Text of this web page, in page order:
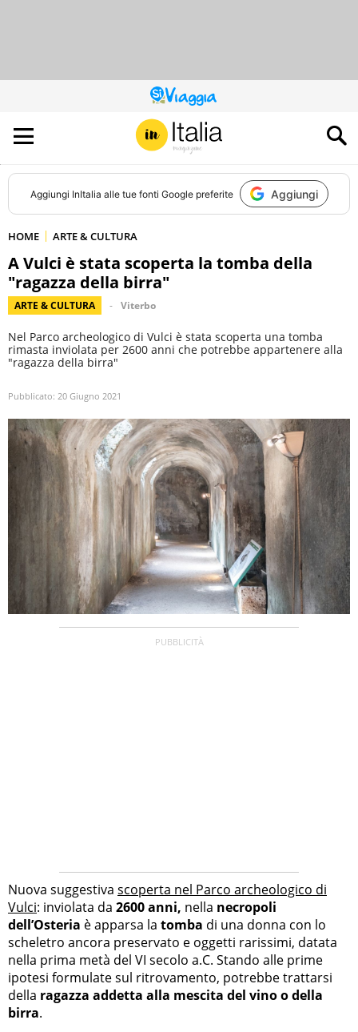
QUESTO
SITO
CONTRIBUISCE
ALL’AUDIENCE
DI
Aggiungi InItalia alle tue fonti Google preferite Aggiungi
HOME ARTE & CULTURA
A Vulci è stata scoperta la tomba della
"ragazza della birra"
ARTE & CULTURA Viterbo
Nel Parco archeologico di Vulci è stata scoperta una tomba
rimasta inviolata per 2600 anni che potrebbe appartenere alla
"ragazza della birra"
Pubblicato: 20 Giugno 2021
Nuova suggestiva scoperta nel Parco archeologico di
Vulci: inviolata da 2600 anni, nella necropoli
dell’Osteria è apparsa la tomba di una donna con lo
scheletro ancora preservato e oggetti rarissimi, datata
nella prima metà del VI secolo a.C. Stando alle prime
ipotesi formulate sul ritrovamento, potrebbe trattarsi
della ragazza addetta alla mescita del vino o della
birra.